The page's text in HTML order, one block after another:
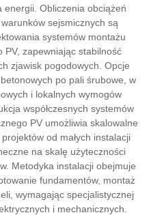
energii. Obliczenia obciążeń
sejsmicznych są
systemów montażu
PV, zapewniając stabilność
zjawisk pogodowych. Opcje
po pali śrubowe, w
i lokalnych wymogów
współczesnych systemów
PV umożliwia skalowalne
od małych instalacji
na skalę użyteczności
Metodyka instalacji obejmuje
fundamentów, montaż
wymagając specjalistycznej
i mechanicznych.